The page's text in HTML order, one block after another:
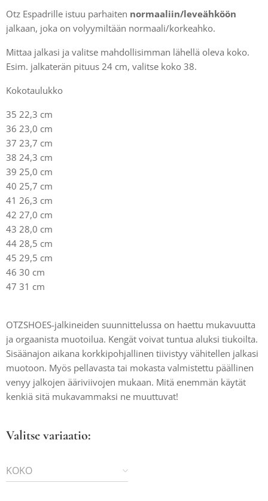
Otz Espadrille istuu parhaiten normaaliin/leveähköön
jalkaan, joka on volyymiltään normaali/korkeahko.
Mittaa jalkasi ja valitse mahdollisimman lähellä oleva koko.
Esim. jalkaterän pituus 24 cm, valitse koko 38.
Kokotaulukko
35 22,3 cm
36 23,0 cm
37 23,7 cm
38 24,3 cm
39 25,0 cm
40 25,7 cm
41 26,3 cm
42 27,0 cm
43 28,0 cm
44 28,5 cm
45 29,5 cm
46 30 cm
47 31 cm
OTZSHOES-jalkineiden suunnittelussa on haettu mukavuutta
ja orgaanista muotoilua. Kengät voivat tuntua aluksi tiukoilta.
Sisäänajon aikana korkkipohjallinen tiivistyy vähitellen jalkasi
muotoon. Myös pellavasta tai mokasta valmistettu päällinen
venyy jalkojen ääriviivojen mukaan. Mitä enemmän käytät
kenkiä sitä mukavammaksi ne muuttuvat!
Valitse variaatio:
KOKO